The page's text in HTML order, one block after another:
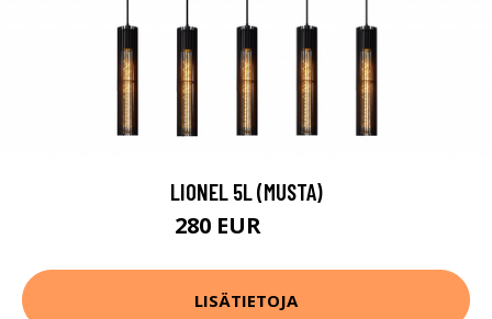
LIONEL 5L (MUSTA)
280 EUR
LISÄTIETOJA